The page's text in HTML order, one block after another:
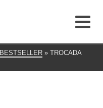
BESTSELLER » TROCADA